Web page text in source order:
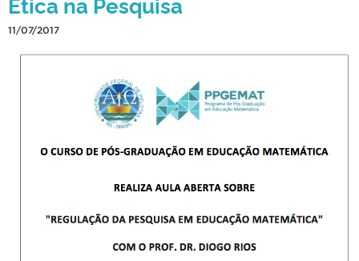
11/07/2017